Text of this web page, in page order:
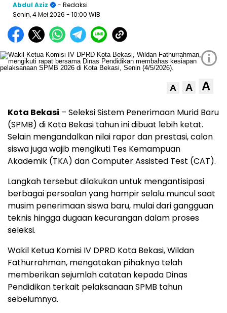
Abdul Aziz
- Redaksi
Senin, 4 Mei 2026 - 10:00 WIB
i
A A A
Kota Bekasi – Seleksi Sistem Penerimaan Murid Baru
(SPMB) di Kota Bekasi tahun ini dibuat lebih ketat.
Selain mengandalkan nilai rapor dan prestasi, calon
siswa juga wajib mengikuti Tes Kemampuan
Akademik (TKA) dan Computer Assisted Test (CAT).
Langkah tersebut dilakukan untuk mengantisipasi
berbagai persoalan yang hampir selalu muncul saat
musim penerimaan siswa baru, mulai dari gangguan
teknis hingga dugaan kecurangan dalam proses
seleksi.
Wakil Ketua Komisi IV DPRD Kota Bekasi, Wildan
Fathurrahman, mengatakan pihaknya telah
memberikan sejumlah catatan kepada Dinas
Pendidikan terkait pelaksanaan SPMB tahun
sebelumnya.